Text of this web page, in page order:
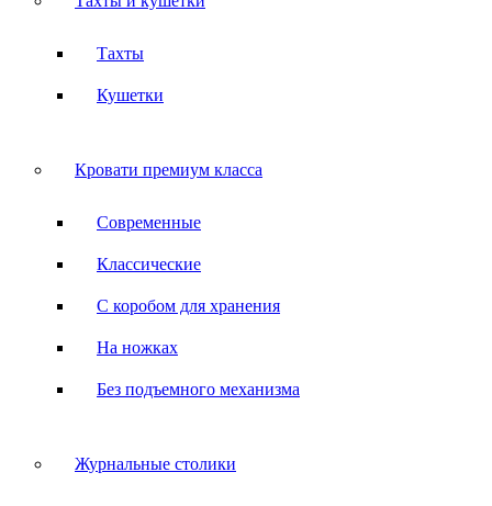
Тахты
Кушетки
Кровати премиум класса
Современные
Классические
С коробом для хранения
На ножках
Без подъемного механизма
Журнальные столики